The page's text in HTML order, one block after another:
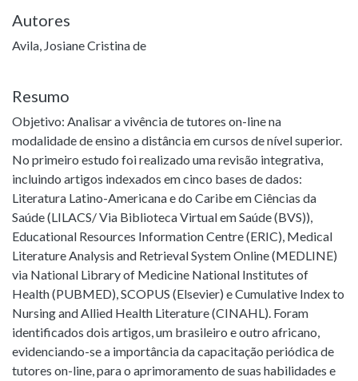
Autores
Avila, Josiane Cristina de
Resumo
Objetivo: Analisar a vivência de tutores on-line na
modalidade de ensino a distância em cursos de nível superior.
No primeiro estudo foi realizado uma revisão integrativa,
incluindo artigos indexados em cinco bases de dados:
Literatura Latino-Americana e do Caribe em Ciências da
Saúde (LILACS/ Via Biblioteca Virtual em Saúde (BVS)),
Educational Resources Information Centre (ERIC), Medical
Literature Analysis and Retrieval System Online (MEDLINE)
via National Library of Medicine National Institutes of
Health (PUBMED), SCOPUS (Elsevier) e Cumulative Index to
Nursing and Allied Health Literature (CINAHL). Foram
identificados dois artigos, um brasileiro e outro africano,
evidenciando-se a importância da capacitação periódica de
tutores on-line, para o aprimoramento de suas habilidades e